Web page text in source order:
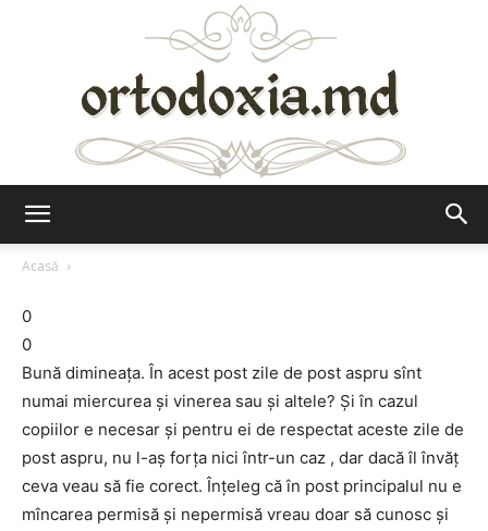
Acasă
0
0
Bună dimineaţa. În acest post zile de post aspru sînt
numai miercurea şi vinerea sau şi altele? Şi în cazul
copiilor e necesar şi pentru ei de respectat aceste zile de
post aspru, nu l-aş forţa nici într-un caz , dar dacă îl învăţ
ceva veau să fie corect. Înţeleg că în post principalul nu e
mîncarea permisă şi nepermisă vreau doar să cunosc şi